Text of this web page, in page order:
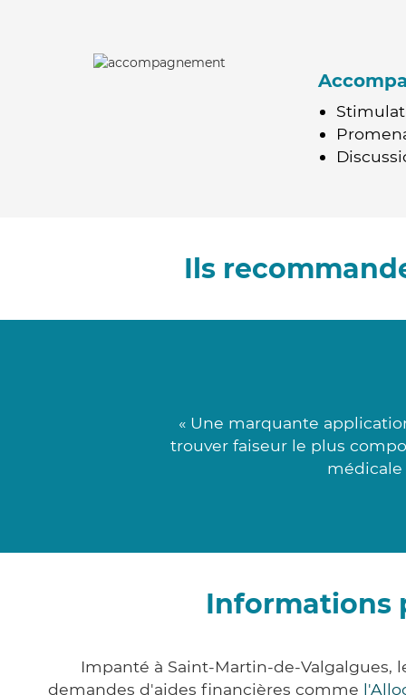
Ils
« Une marquante
trouver faiseur le plus
médicale
Informations
Impanté à Saint-Martin-de-Valgalgues,
demandes d'aides financières comme